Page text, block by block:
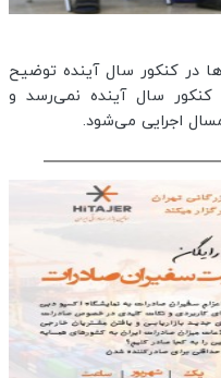
در کنکور سال آینده توضیح
کنکور سال آینده نمی‌رسد و
اجرایی می‌شود.